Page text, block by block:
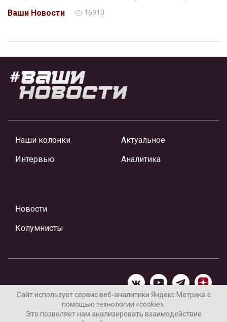
Ваши Новости
16910
Наши колонки
Интервью
Актуальное
Аналитика
Новости
Колумнисты
Материалы предоставлены редакцией Интернет-газеты
«Ваши новости»
Сайт использует сервис веб-аналитики Яндекс Метрика с
помощью технологии «cookie».
Это позволяет нам анализировать взаимодействие